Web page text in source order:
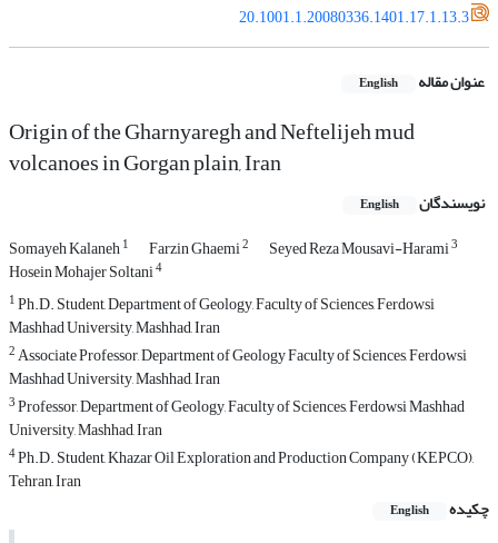
20.1001.1.20080336.1401.17.1.13.3
عنوان مقاله English
Origin of the Gharnyaregh and Neftelijeh mud
volcanoes in Gorgan plain, Iran
نویسندگان English
Somayeh Kalaneh1 Farzin Ghaemi2 Seyed Reza Mousavi-Harami3
Hosein Mohajer Soltani4
1Ph.D. Student, Department of Geology, Faculty of Sciences, Ferdowsi
Mashhad University, Mashhad, Iran
2Associate Professor, Department of Geology Faculty of Sciences, Ferdowsi
Mashhad University, Mashhad, Iran
3Professor, Department of Geology, Faculty of Sciences, Ferdowsi Mashhad
University, Mashhad, Iran
4Ph.D. Student, Khazar Oil Exploration and Production Company (KEPCO),
Tehran, Iran
چکیده
English